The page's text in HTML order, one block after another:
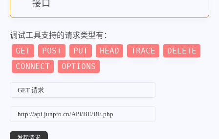
接口
调试工具支持的请求类型有：
GET POST PUT HEAD TRACE
DELETE
CONNECT
OPTIONS